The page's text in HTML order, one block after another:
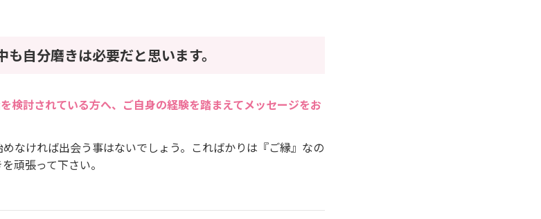
自分磨きは必要だと思います。
検討されている方へ、ご自身の経験を踏まえてメッセージをお
なければ出会う事はないでしょう。こればかりは『ご縁』なの
頑張って下さい。